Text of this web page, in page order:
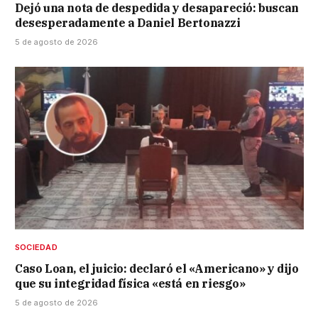
Dejó una nota de despedida y desapareció: buscan
desesperadamente a Daniel Bertonazzi
5 de agosto de 2026
SOCIEDAD
Caso Loan, el juicio: declaró el «Americano» y dijo
que su integridad física «está en riesgo»
5 de agosto de 2026